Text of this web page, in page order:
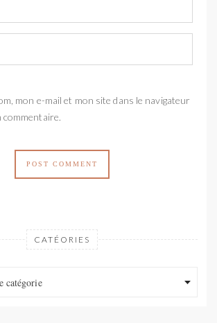
mon e-mail et mon site dans le navigateur
commentaire.
CATÉORIES
catégorie